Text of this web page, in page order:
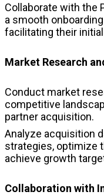
Collaborate with the
a smooth
facilitating their
Market Research
Conduct market
competitive
partner acquisition.
Analyze acquisition
strategies, optimize
achieve growth
Collaboration with